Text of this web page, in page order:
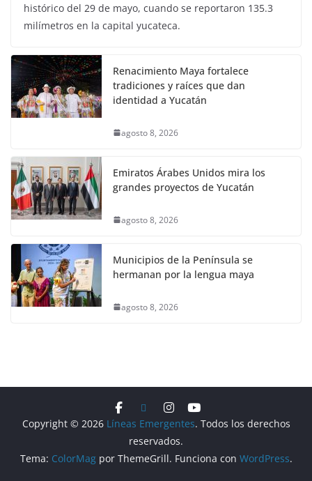
histórico del 29 de mayo, cuando se reportaron 135.3
milímetros en la capital yucateca.
Renacimiento Maya fortalece
tradiciones y raíces que dan
identidad a Yucatán
agosto 8, 2026
Emiratos Árabes Unidos mira los
grandes proyectos de Yucatán
agosto 8, 2026
Municipios de la Península se
hermanan por la lengua maya
agosto 8, 2026
Copyright © 2026 Líneas Emergentes. Todos los derechos
reservados.
Tema: ColorMagpor ThemeGrill. Funciona con WordPress.